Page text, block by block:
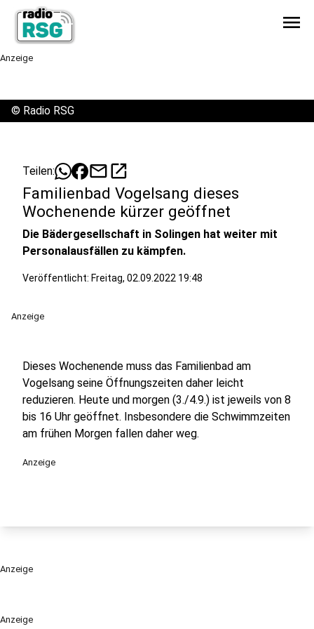
menu
Anzeige
Anzeige
© Radio RSG
Teilen: mailopen_in_new
Familienbad Vogelsang dieses
Wochenende kürzer geöffnet
Die Bädergesellschaft in Solingen hat weiter mit
Personalausfällen zu kämpfen.
Veröffentlicht: Freitag, 02.09.2022 19:48
Anzeige
Dieses Wochenende muss das Familienbad am
Vogelsang seine Öffnungszeiten daher leicht
reduzieren. Heute und morgen (3./4.9.) ist jeweils von 8
bis 16 Uhr geöffnet. Insbesondere die Schwimmzeiten
am frühen Morgen fallen daher weg.
Anzeige
Anzeige